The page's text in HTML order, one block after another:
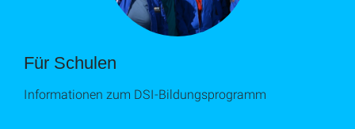
Für Schulen
Informationen zum DSI-Bildungsprogramm